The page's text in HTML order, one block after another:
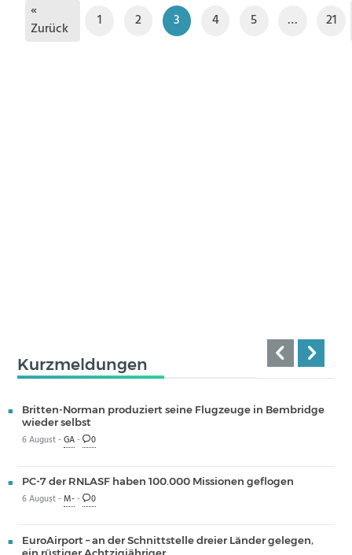
«
Zurück
1 2 3 4 5 … 21
Kurzmeldungen
Britten-Norman produziert seine Flugzeuge in Bembridge
wieder selbst
6 August -GA- 0
PC-7 der RNLASF haben 100.000 Missionen geflogen
6 August -M-- 0
EuroAirport – an der Schnittstelle dreier Länder gelegen,